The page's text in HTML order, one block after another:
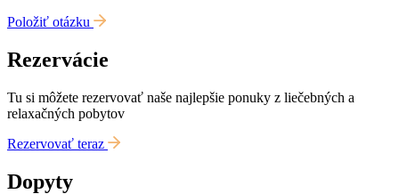
Položiť otázku
Rezervácie
Tu si môžete rezervovať naše najlepšie ponuky z liečebných a
relaxačných pobytov
Rezervovať teraz
Dopyty